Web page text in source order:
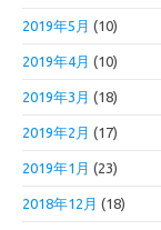
2019年5月 (10)
2019年4月 (10)
2019年3月 (18)
2019年2月 (17)
2019年1月 (23)
2018年12月 (18)